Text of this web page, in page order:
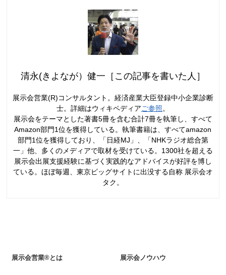
清永(きよなが）健一［この記事を書いた人］
展示会営業(R)コンサルタント。経済産業大臣登録中小企業診断
士。詳細はウィキペディアご参照。
展示会をテーマとした著書5冊を含む合計7冊を執筆し、すべて
Amazon部門1位を獲得している。執筆書籍は、すべてamazon
部門1位を獲得しており、「日経MJ」、「NHKラジオ総合第
一」他、多くのメディアで取材を受けている。1300社を超える
展示会出展支援経験に基づく実践的なアドバイスが好評を博し
ている。ほぼ毎週、東京ビッグサイトに出没する自称 展示会オ
タク。
展示会営業®とは 展示会ノウハウ